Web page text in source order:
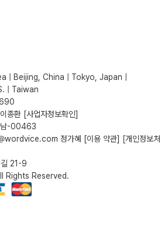
| Beijing, China | Tokyo, Japan |
| Taiwan
종환 [사업자정보확인]
남-00463
정가혜
[이용 약관]
[개인정보처
길 21-9
Rights Reserved.